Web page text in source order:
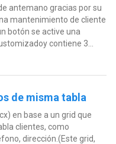
antemano gracias por su
mantenimiento de cliente
botón se active una
contiene 3...
de misma tabla
en base a un grid que
clientes, como
dirección.(Este grid,